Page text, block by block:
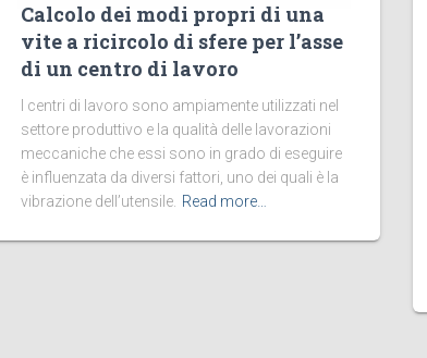
Calcolo dei modi propri di una
vite a ricircolo di sfere per l’asse
di un centro di lavoro
I centri di lavoro sono ampiamente utilizzati nel
settore produttivo e la qualità delle lavorazioni
meccaniche che essi sono in grado di eseguire
è influenzata da diversi fattori, uno dei quali è la
vibrazione dell’utensile. Read more…